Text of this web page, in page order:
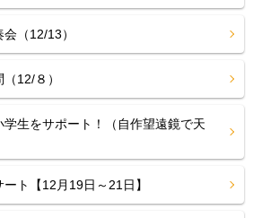
（12/13）
12/８）
生をサポート！（自作望遠鏡で天
ト【12月19日～21日】